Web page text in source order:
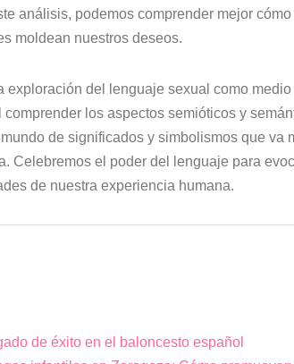
análisis, podemos comprender mejor
moldean nuestros deseos.
exploración del lenguaje sexual como
comprender los aspectos semióticos y
de significados y simbolismos que va
Celebremos el poder del lenguaje para
de nuestra experiencia humana.
de éxito en el baloncesto español